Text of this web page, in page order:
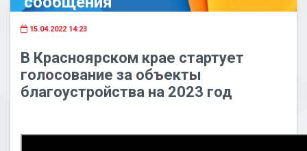
15.04.2022 14:23
В Красноярском крае стартует
голосование за объекты
благоустройства на 2023 год